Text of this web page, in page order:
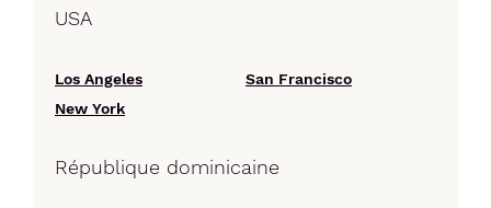
USA
Los Angeles
San Francisco
New York
République dominicaine